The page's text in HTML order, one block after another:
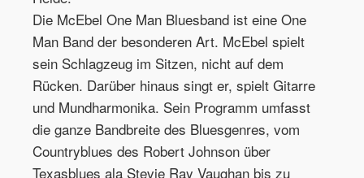
Die McEbel One Man Bluesband ist eine One
Man Band der besonderen Art. McEbel spielt
sein Schlagzeug im Sitzen, nicht auf dem
Rücken. Darüber hinaus singt er, spielt Gitarre
und Mundharmonika. Sein Programm umfasst
die ganze Bandbreite des Bluesgenres, vom
Countryblues des Robert Johnson über
Texasblues ala Stevie Ray Vaughan bis zu